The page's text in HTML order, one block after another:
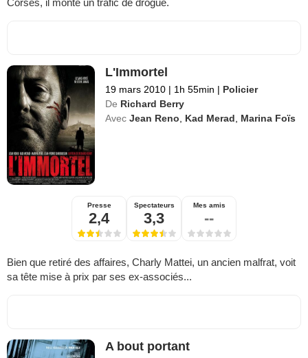
L'Immortel
19 mars 2010 | 1h 55min | Policier
De Richard Berry
Avec Jean Reno Kad Merad Marina Foïs
Presse
2,4
Spectateurs
3,3
Mes amis
--
Bien que retiré des affaires, Charly Mattei, un ancien malfrat, voit
sa tête mise à prix par ses ex-associés...
A bout portant